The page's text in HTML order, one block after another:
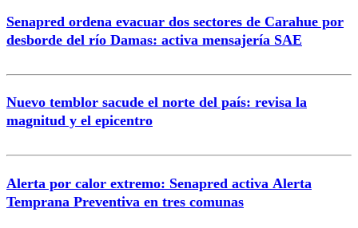
Correo
Senapred ordena evacuar dos sectores de Carahue por
desborde del río Damas: activa mensajería SAE
Nuevo temblor sacude el norte del país: revisa la
magnitud y el epicentro
Alerta por calor extremo: Senapred activa Alerta
Temprana Preventiva en tres comunas